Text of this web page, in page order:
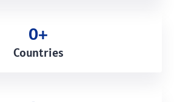
Countries
0+